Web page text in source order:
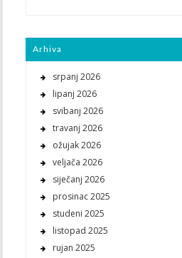
Arhiva
srpanj 2026
lipanj 2026
svibanj 2026
travanj 2026
ožujak 2026
veljača 2026
siječanj 2026
prosinac 2025
studeni 2025
listopad 2025
rujan 2025